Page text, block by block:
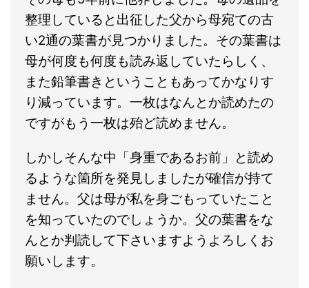
整理していると出征した父から母宛ての古
い2通の葉書が見つかりました。その葉書は
母が何度も何度も読み返していたらしく、
また鉛筆書きということもあってかなりす
り減っています。一枚はなんとか読めたの
ですがもう一枚は殆ど読めません。
しかしそんな中「身重であるお前」と読め
るような箇所を発見しましたが確信が持て
ません。父は母が私を身ごもっていたこと
を知っていたのでしょうか。父の葉書をな
んとか判読して下さいますようよろしくお
願いします。